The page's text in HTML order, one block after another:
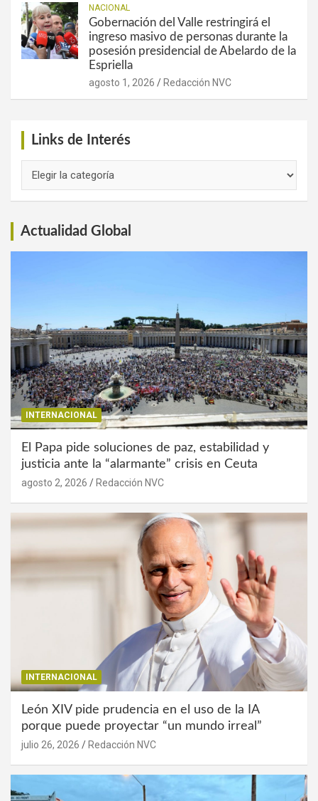
NACIONAL
Gobernación del Valle restringirá el
ingreso masivo de personas durante la
posesión presidencial de Abelardo de la
Espriella
agosto 1, 2026 Redacción NVC
Links de Interés
Actualidad Global
INTERNACIONAL
El Papa pide soluciones de paz, estabilidad y
justicia ante la “alarmante” crisis en Ceuta
agosto 2, 2026 Redacción NVC
INTERNACIONAL
León XIV pide prudencia en el uso de la IA
porque puede proyectar “un mundo irreal”
julio 26, 2026 Redacción NVC